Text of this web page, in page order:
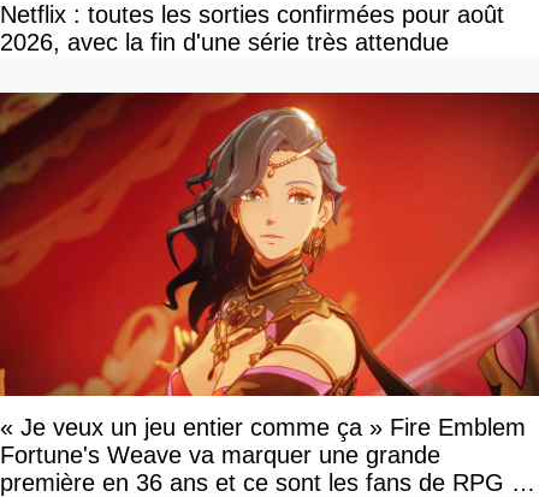
Netflix : toutes les sorties confirmées pour août
2026, avec la fin d'une série très attendue
« Je veux un jeu entier comme ça » Fire Emblem
Fortune's Weave va marquer une grande
première en 36 ans et ce sont les fans de RPG en